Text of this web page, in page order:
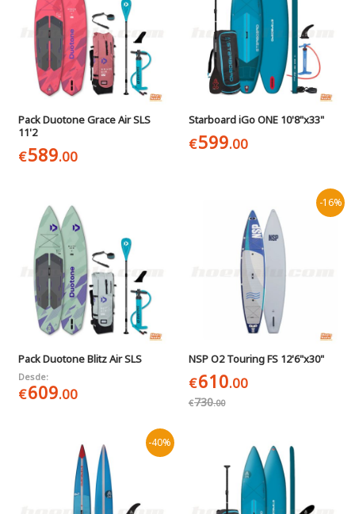
Pack Duotone Grace Air SLS
11'2
€589.00
Starboard iGo ONE 10'8"x33"
€599.00
Pack Duotone Blitz Air SLS
Desde:
€609.00
-16%
NSP O2 Touring FS 12'6"x30"
€610.00
€730.00
-40%